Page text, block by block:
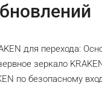
для перехода:
зеркало
по безопасному